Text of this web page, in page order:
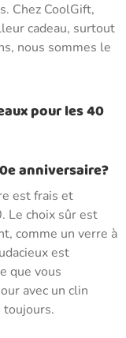
Chez CoolGift,
cadeau, surtout
nous sommes le
pour les 40
anniversaire?
est frais et
Le choix sûr est
comme un verre à
est
que vous
avec un clin
toujours.